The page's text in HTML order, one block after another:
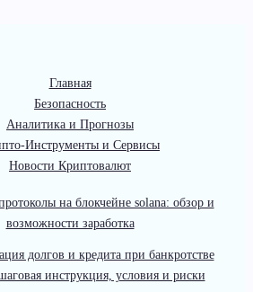
Главная
Безопасность
Аналитика и Прогнозы
Инструменты и Сервисы
Новости Криптовалют
на блокчейне solana: обзор и
возможности заработка
долгов и кредита при банкротстве
инструкция, условия и риски